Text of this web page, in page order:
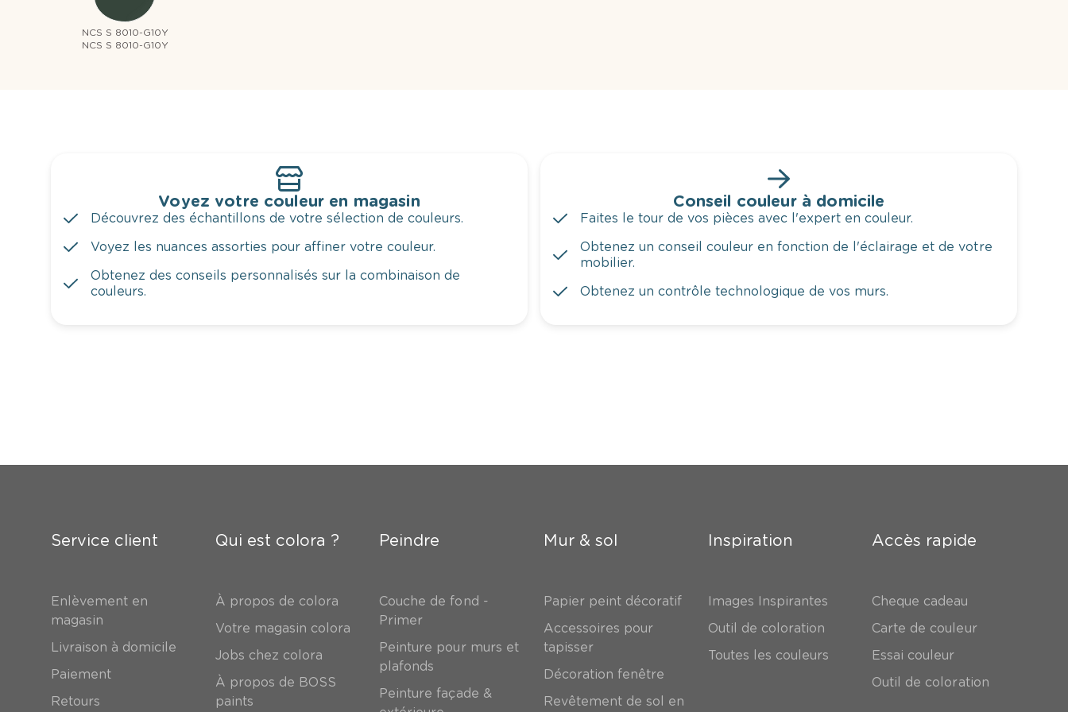
NCS S 8010-G10Y
NCS S 8010-G10Y
Voyez votre couleur en magasin
Découvrez des échantillons de votre sélection de couleurs.
Voyez les nuances assorties pour affiner votre couleur.
Obtenez des conseils personnalisés sur la combinaison de
couleurs.
Conseil couleur à domicile
Faites le tour de vos pièces avec l'expert en couleur.
Obtenez un conseil couleur en fonction de l'éclairage et de votre
mobilier.
Obtenez un contrôle technologique de vos murs.
Service client
Enlèvement en
magasin
Livraison à domicile
Paiement
Retours
Qui est colora ?
À propos de colora
Votre magasin colora
Jobs chez colora
À propos de BOSS
paints
Peindre
Couche de fond -
Primer
Peinture pour murs et
plafonds
Peinture façade &
Mur & sol
Papier peint décoratif
Accessoires pour
tapisser
Décoration fenêtre
Revêtement de sol en
Inspiration
Images Inspirantes
Outil de coloration
Toutes les couleurs
Accès rapide
Cheque cadeau
Carte de couleur
Essai couleur
Outil de coloration